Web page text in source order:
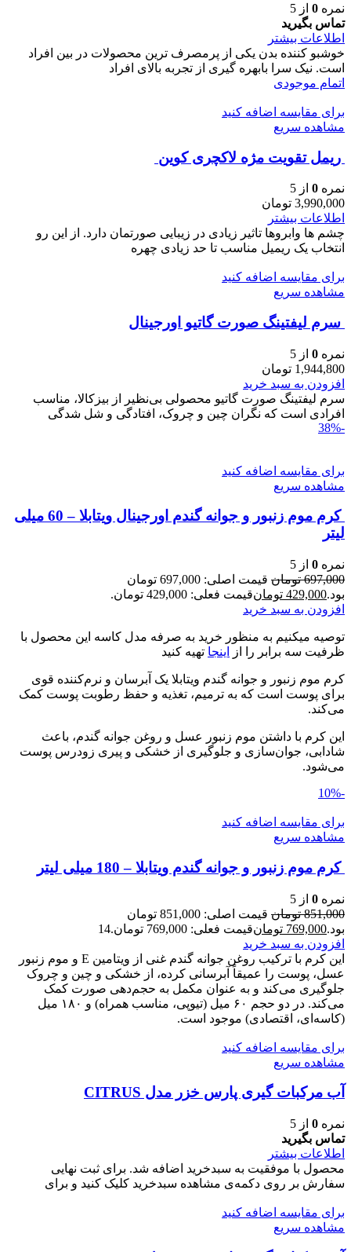
نمره 0 از 5
تماس بگیرید
اطلاعات بیشتر
خوشبو کننده بدن یکی از پرمصرف ترین محصولات در بین افراد
است. نیک سرا بابهره گیری از تجربه بالای افراد
اتمام موجودی
برای مقایسه اضافه کنید
مشاهده سریع
ريمل تقويت مژه لاكچری كوين
نمره 0 از 5
3,990,000 تومان
اطلاعات بیشتر
چشم ها وابروها تاثیر زیادی در زیبایی صورتمان دارد. از این رو
انتخاب یک ریمیل مناسب تا حد زیادی چهره
برای مقایسه اضافه کنید
مشاهده سریع
سرم ليفتينگ صورت گاتیو اورجینال
نمره 0 از 5
1,944,800 تومان
افزودن به سبد خرید
سرم ليفتينگ صورت گاتیو محصولی بی‌نظیر از بیزکالا، مناسب
افرادی است که نگران چین و چروک، افتادگی و شل‌ شدگی
-38%
برای مقایسه اضافه کنید
مشاهده سریع
کرم موم زنبور و جوانه گندم اورجینال ویتابلا – 60 میلی
لیتر
نمره 0 از 5
697,000 تومان
قیمت اصلی: 697,000 تومان
بود.429,000 تومانقیمت فعلی: 429,000 تومان.
افزودن به سبد خرید
توصیه میکنیم به منظور خرید به صرفه مدل کاسه این محصول با
ظرفیت سه برابر را از
اینجا تهیه کنید
کرم موم زنبور و جوانه گندم ویتابلا یک آبرسان و نرم‌کننده قوی
برای پوست است که به ترمیم، تغذیه و حفظ رطوبت پوست کمک
می‌کند.
این کرم با داشتن موم زنبور عسل و روغن جوانه گندم، باعث
شادابی، جوان‌سازی و جلوگیری از خشکی و پیری زودرس پوست
می‌شود.
-10%
برای مقایسه اضافه کنید
مشاهده سریع
کرم موم زنبور و جوانه گندم ویتابلا – 180 میلی لیتر
نمره 0 از 5
851,000 تومان
قیمت اصلی: 851,000 تومان
بود.769,000 تومانقیمت فعلی: 769,000 تومان.
14
افزودن به سبد خرید
این کرم با ترکیب روغن جوانه گندم غنی از ویتامین E و موم زنبور
عسل، پوست را عمیقاً آبرسانی کرده، از خشکی و چین و چروک
جلوگیری می‌کند و به عنوان مکمل به حجم‌دهی صورت کمک
می‌کند. در دو حجم ۶۰ میل (تیوپی، مناسب همراه) و ۱۸۰ میل
(کاسه‌ای، اقتصادی) موجود است.
برای مقایسه اضافه کنید
مشاهده سریع
آب مرکبات گیری پارس خزر مدل CITRUS
نمره 0 از 5
تماس بگیرید
اطلاعات بیشتر
محصول با موفقیت به سبدخرید اضافه شد. برای ثبت نهایی
سفارش بر روی دکمه‌ی مشاهده سبدخرید کلیک کنید و برای
برای مقایسه اضافه کنید
مشاهده سریع